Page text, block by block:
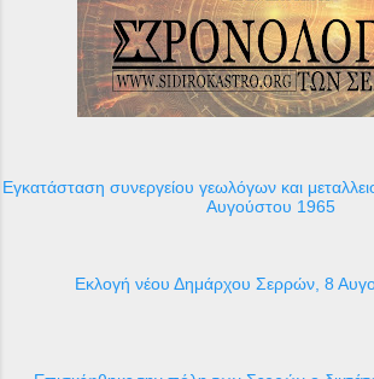
Εγκατάσταση συνεργείου γεωλόγων και
Αυγούστου 1965
Εκλογή νέου Δημάρχου Σερρών, 8